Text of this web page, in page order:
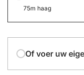
75m haag
Of voer uw